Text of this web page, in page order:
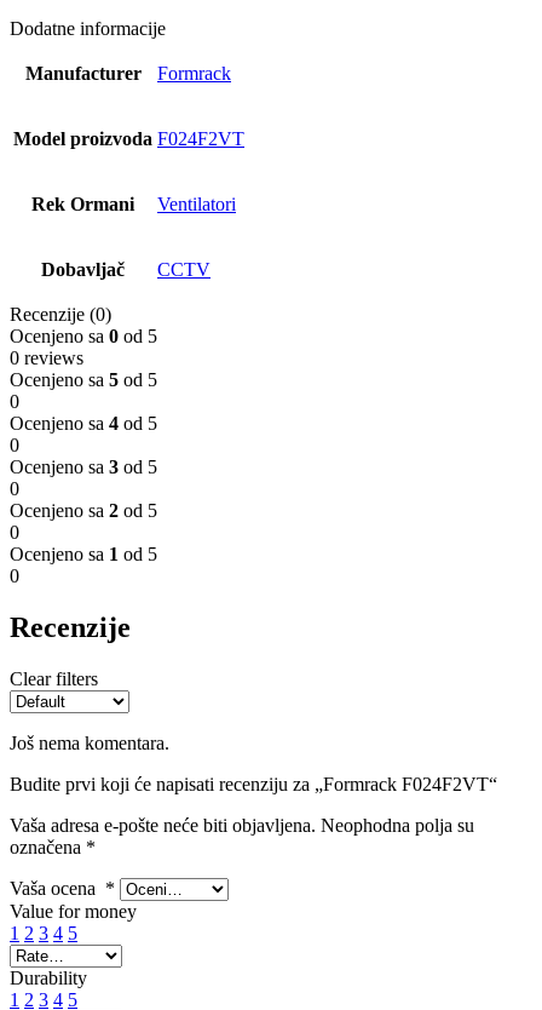
Dodatne informacije
Manufacturer Formrack
Model proizvoda F024F2VT
Rek Ormani Ventilatori
Dobavljač CCTV
Recenzije (0)
Ocenjeno sa 0 od 5
0 reviews
Ocenjeno sa 5 od 5
0
Ocenjeno sa 4 od 5
0
Ocenjeno sa 3 od 5
0
Ocenjeno sa 2 od 5
0
Ocenjeno sa 1 od 5
0
Recenzije
Clear filters
Još nema komentara.
Budite prvi koji će napisati recenziju za „Formrack F024F2VT“
Vaša adresa e-pošte neće biti objavljena. Neophodna polja su
označena *
Vaša ocena *
Value for money
1 2 3 4 5
Durability
1 2 3 4 5